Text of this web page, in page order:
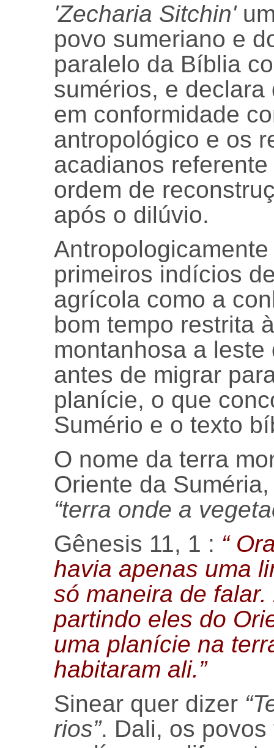
'Zecharia Sitchin'
povo sumeriano e
paralelo da Bíblia
sumérios, e
em conformidade
antropológico e os
acadianos
ordem de
após o dilúvio.
primeiros indícios
agrícola como a
bom tempo restrita
montanhosa a
antes de migrar
planície, o que
Sumério e o texto
O nome da terra
Oriente da
“terra onde a
Gênesis 11, 1 : “
havia apenas uma
só maneira de
partindo eles do
uma planície na
habitaram ali.”
Sinear quer dizer
rios”. Dali, os